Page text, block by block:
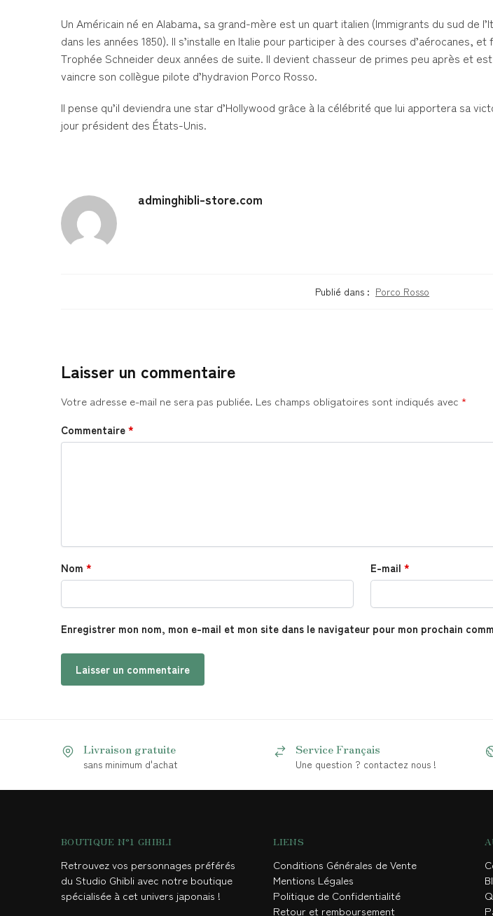
Un Américain né en Alabama, sa grand-mère est un quart italien (Immigrants du sud de
dans les années 1850). Il s’installe en Italie pour participer à des courses d’aérocanes,
Trophée Schneider deux années de suite. Il devient chasseur de primes peu après et
vaincre son collègue pilote d’hydravion Porco Rosso.
Il pense qu’il deviendra une star d’Hollywood grâce à la célébrité que lui apportera sa
jour président des États-Unis.
adminghibli-store.com
Publié dans : Porco Rosso
Laisser un commentaire
Votre adresse e-mail ne sera pas publiée. Les champs obligatoires sont indiqués avec *
Commentaire*
Nom * E-mail *
Enregistrer mon nom, mon e-mail et mon site dans le navigateur pour mon prochain
Livraison gratuite
sans minimum d'achat
Service Français
Une question ? contactez nous !
BOUTIQUE N°1 GHIBLI
Retrouvez vos personnages préférés
du Studio Ghibli avec notre boutique
spécialisée à cet univers japonais !
LIENS
Conditions Générales de Vente
Mentions Légales
Politique de Confidentialité
Retour et remboursement